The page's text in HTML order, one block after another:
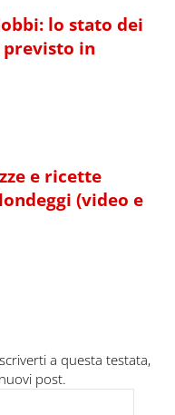
lo stato dei
previsto in
e ricette
(video e
a questa testata,
post.